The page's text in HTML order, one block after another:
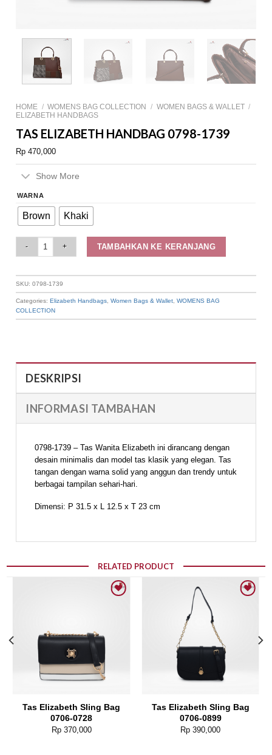
HOME / WOMENS BAG COLLECTION / WOMEN BAGS & WALLET /
ELIZABETH HANDBAGS
TAS ELIZABETH HANDBAG 0798-1739
Rp 470,000
Show More
WARNA
Brown Khaki
TAMBAHKAN KE KERANJANG
SKU:0798-1739
Categories:Elizabeth Handbags ,Women Bags & Wallet ,WOMENS BAG
COLLECTION
DESKRIPSI
INFORMASI TAMBAHAN
0798-1739 – Tas Wanita Elizabeth ini dirancang dengan
desain minimalis dan model tas klasik yang elegan. Tas
tangan dengan warna solid yang anggun dan trendy untuk
berbagai tampilan sehari-hari.
Dimensi: P 31.5 x L 12.5 x T 23 cm
RELATED PRODUCT
Tas Elizabeth Sling Bag
0706-0728
Rp370,000
Add to wishlist
Tas Elizabeth Sling Bag
0706-0899
Rp 390,000